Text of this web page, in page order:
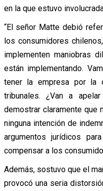
en la que estuvo
“El señor Matte debió
los consumidores
implementen maniobras
están implementando.
tener la empresa por la
tribunales. ¿Van a
demostrar claramente que
ninguna intención de
argumentos jurídicos
compensar a los
Además, sostuvo que el
provocó una seria